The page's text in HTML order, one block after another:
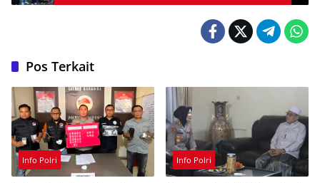
Pos Terkait
Info Polri Info Polri